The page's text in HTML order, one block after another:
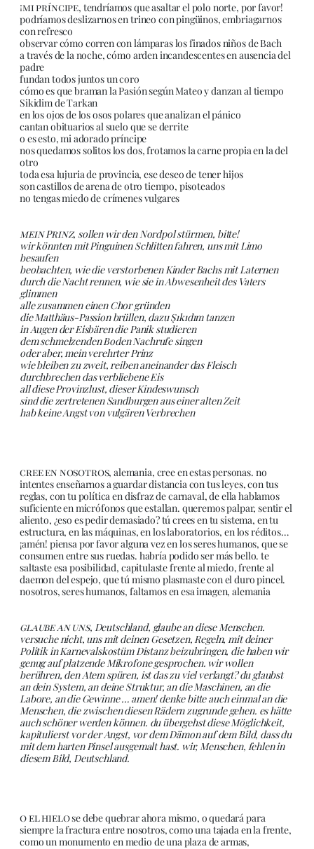
¡mi príncipe, tendríamos que asaltar el polo norte, por favor!
podríamos deslizarnos en trineo con pingüinos, embriagarnos
con refresco
observar cómo corren con lámparas los finados niños de Bach
a través de la noche, cómo arden incandescentes en ausencia del
padre
fundan todos juntos un coro
cómo es que braman la Pasión según Mateo y danzan al tiempo
Sikidim de Tarkan
en los ojos de los osos polares que analizan el pánico
cantan obituarios al suelo que se derrite
o es esto, mi adorado príncipe
nos quedamos solitos los dos, frotamos la carne propia en la del
otro
toda esa lujuria de provincia, ese deseo de tener hijos
son castillos de arena de otro tiempo, pisoteados
no tengas miedo de crímenes vulgares
mein Prinz, sollen wir den Nordpol stürmen, bitte!
wir könnten mit Pinguinen Schlitten fahren, uns mit Limo
besaufen
beobachten, wie die verstorbenen Kinder Bachs mit Laternen
durch die Nacht rennen, wie sie in Abwesenheit des Vaters
glimmen
alle zusammen einen Chor gründen
die Matthäus-Passion brüllen, dazu Şıkıdım tanzen
in Augen der Eisbären die Panik studieren
dem schmelzenden Boden Nachrufe singen
oder aber, mein verehrter Prinz
wie bleiben zu zweit, reiben aneinander das Fleisch
durchbrechen das verbliebene Eis
all diese Provinzlust, dieser Kindeswunsch
sind die zertretenen Sandburgen aus einer alten Zeit
hab keine Angst von vulgären Verbrechen
cree en nosotros, alemania, cree en estas personas. no
intentes enseñarnos a guardar distancia con tus leyes, con tus
reglas, con tu política en disfraz de carnaval, de ella hablamos
suficiente en micrófonos que estallan. queremos palpar, sentir el
aliento, ¿eso es pedir demasiado? tú crees en tu sistema, en tu
estructura, en las máquinas, en los laboratorios, en los réditos…
¡amén! piensa por favor alguna vez en los seres humanos, que se
consumen entre sus ruedas. habría podido ser más bello. te
saltaste esa posibilidad, capitulaste frente al miedo, frente al
daemon del espejo, que tú mismo plasmaste con el duro pincel.
nosotros, seres humanos, faltamos en esa imagen, alemania
glaube an uns, Deutschland, glaube an diese Menschen.
versuche nicht, uns mit deinen Gesetzen, Regeln, mit deiner
Politik in Karnevalskostüm Distanz beizubringen, die haben wir
genug auf platzende Mikrofone gesprochen. wir wollen
berühren, den Atem spüren, ist das zu viel verlangt? du glaubst
an dein System, an deine Struktur, an die Maschinen, an die
Labore, an die Gewinne … amen! denke bitte auch einmal an die
Menschen, die zwischen diesen Rädern zugrunde gehen. es hätte
auch schöner werden können. du übergehst diese Möglichkeit,
kapitulierst vor der Angst, vor dem Dämon auf dem Bild, dass du
mit dem harten Pinsel ausgemalt hast. wir, Menschen, fehlen in
diesem Bild, Deutschland.
o el hielose debe quebrar ahora mismo, o quedará para
siempre la fractura entre nosotros, como una tajada en la frente,
como un monumento en medio de una plaza de armas,